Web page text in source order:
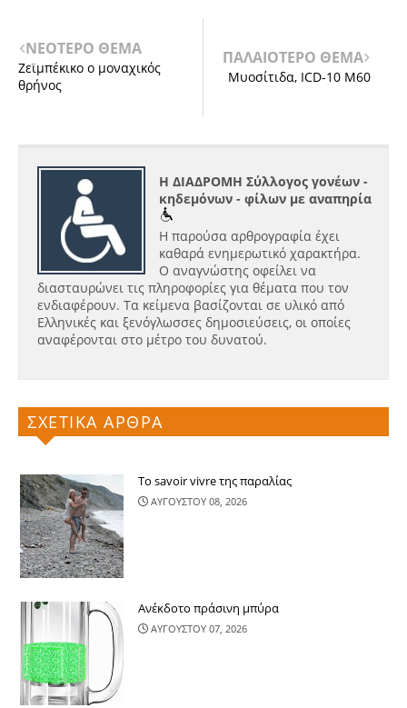
ΝΕΟΤΕΡΟ ΘΕΜΑ
Ζεϊμπέκικο ο μοναχικός
θρήνος
ΠΑΛΑΙΟΤΕΡΟ ΘΕΜΑ
Μυοσίτιδα, ICD-10 M60
Η ΔΙΑΔΡΟΜΗ Σύλλογος γονέων -
κηδεμόνων - φίλων με αναπηρία
Η παρούσα αρθρογραφία έχει
καθαρά ενημερωτικό χαρακτήρα.
Ο αναγνώστης οφείλει να
διασταυρώνει τις πληροφορίες για θέματα που τον
ενδιαφέρουν. Τα κείμενα βασίζονται σε υλικό από
Ελληνικές και ξενόγλωσσες δημοσιεύσεις, οι οποίες
αναφέρονται στο μέτρο του δυνατού.
ΣΧΕΤΙΚΑ ΑΡΘΡΑ
Το savoir vivre της παραλίας
ΑΥΓΟΥΣΤΟΥ 08, 2026
Ανέκδοτο πράσινη μπύρα
ΑΥΓΟΥΣΤΟΥ 07, 2026